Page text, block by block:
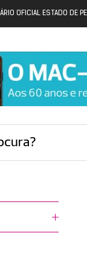
OFICIAL ESTADO DE